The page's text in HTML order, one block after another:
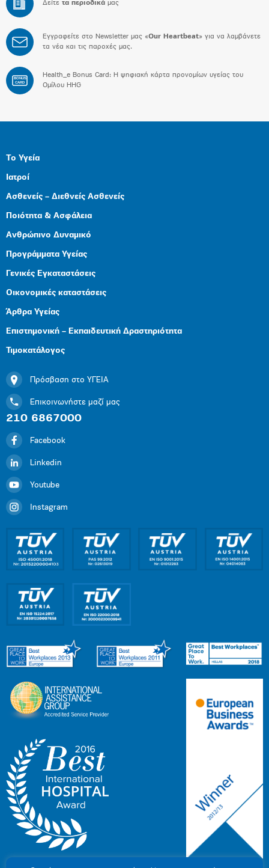
Δείτε τα περιοδικά μας
Εγγραφείτε στο Newsletter μας «Our Heartbeat» για να λαμβάνετε
τα νέα και τις παροχές μας.
BONUS
CARD
Health_e Bonus Card: H ψηφιακή κάρτα προνομίων υγείας του
Ομίλου HHG
Το Υγεία
Ιατροί
Ασθενείς – Διεθνείς Ασθενείς
Ποιότητα & Ασφάλεια
Ανθρώπινο Δυναμικό
Προγράμματα Υγείας
Γενικές Εγκαταστάσεις
Οικονομικές καταστάσεις
Άρθρα Υγείας
Επιστημονική – Εκπαιδευτική Δραστηριότητα
Τιμοκατάλογος
Πρόσβαση στο ΥΓΕΙΑ
Επικοινωνήστε μαζί μας
210 6867000
Facebook
Linkedin
Youtube
Instagram